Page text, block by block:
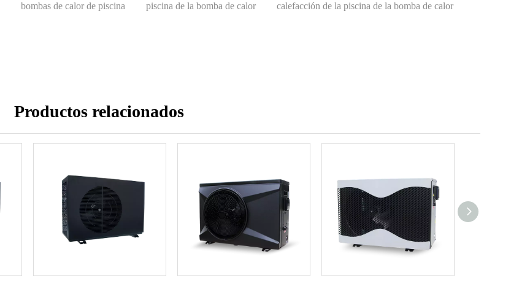
bombas de calor de piscina piscina de la bomba de calor calefacción de la piscina de la bomba de calor
Productos relacionados